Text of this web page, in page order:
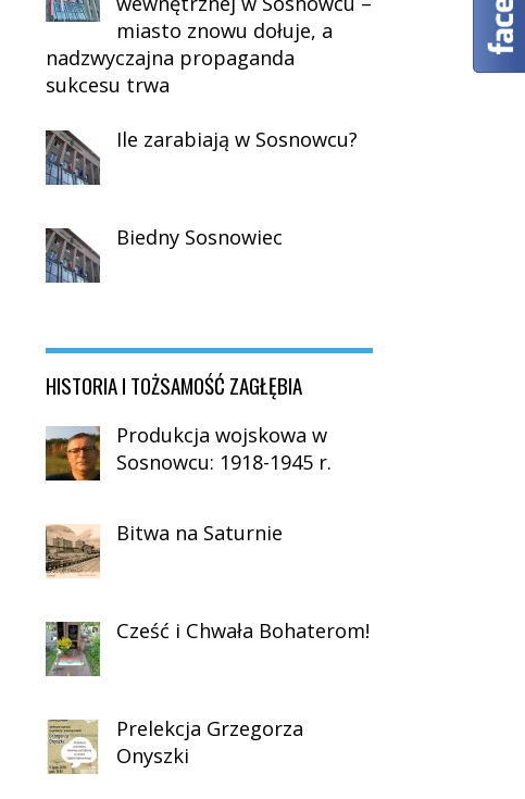
miasto znowu dołuje, a
nadzwyczajna propaganda
sukcesu trwa
Ile zarabiają w Sosnowcu?
Biedny Sosnowiec
HISTORIA I TOŻSAMOŚĆ ZAGŁĘBIA
Produkcja wojskowa w
Sosnowcu: 1918-1945 r.
Bitwa na Saturnie
Cześć i Chwała Bohaterom!
Prelekcja Grzegorza
Onyszki